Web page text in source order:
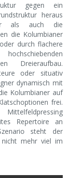
gegen ein
heraus
als auch die
die Kolumbianer
durch flachere
Dreieraufbau.
oder situativ
dynamisch mit
Kolumbianer auf
frei.
Repertoire an
steht der
nicht mehr viel im